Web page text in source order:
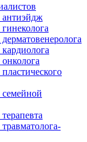
антиэйдж
семейной